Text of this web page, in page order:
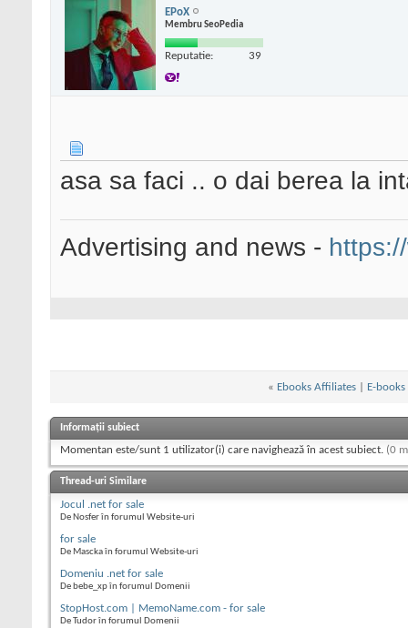
EPoX
Membru SeoPedia
Reputatie: 39
asa sa faci .. o dai berea la
Advertising and news -
« Ebooks Affiliates E-
Informații subiect
Momentan este/sunt 1 utilizator(i) care navighează în acest subiect. (0
Thread-uri Similare
Jocul .net for sale
De Nosfer în forumul Website-uri
for sale
De Mascka în forumul Website-uri
Domeniu .net for sale
De bebe_xp în forumul Domenii
StopHost.com | MemoName.com - for sale
De Tudor în forumul Domenii